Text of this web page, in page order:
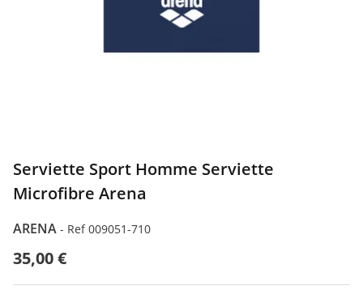
Serviette Sport Homme Serviette
Microfibre Arena
ARENA - Ref 009051-710
35,00 €